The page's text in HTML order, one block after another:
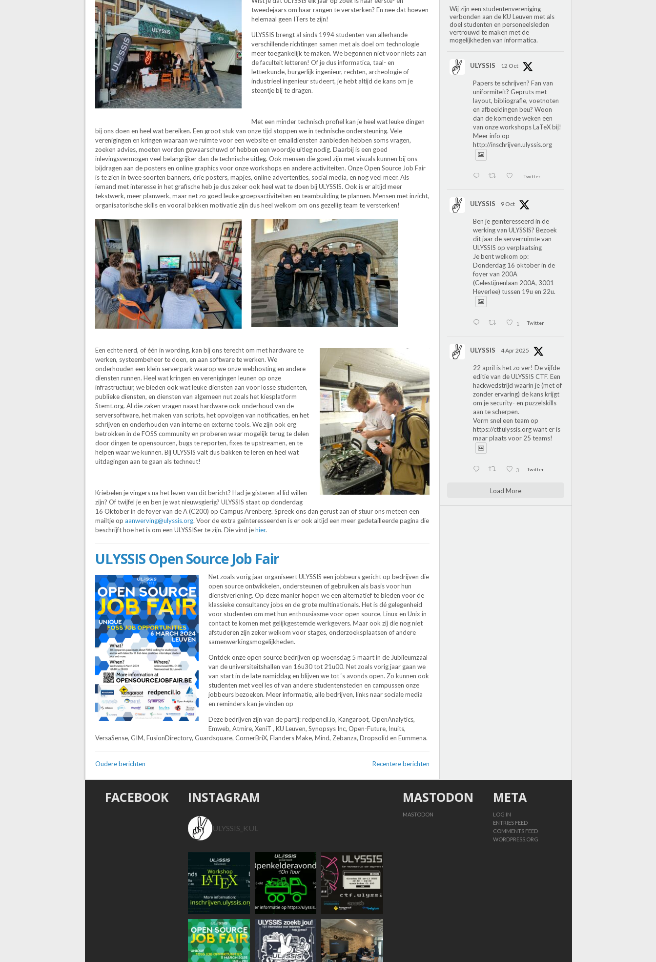
tweedejaars om haar rangen te versterken? En nee dat hoeven
helemaal geen ITers te zijn!
ULYSSIS brengt al sinds 1994 studenten van allerhande
verschillende richtingen samen met als doel om technologie
meer toegankelijk te maken. We begonnen niet voor niets aan
de faculteit letteren! Of je dus informatica, taal- en
letterkunde, burgerlijk ingenieur, rechten, archeologie of
industrieel ingenieur studeert, je hebt altijd de kans om je
steentje bij te dragen.
Met een minder technisch profiel kan je heel wat leuke dingen
bij ons doen en heel wat bereiken. Een groot stuk van onze tijd stoppen we in technische ondersteuning. Vele
verenigingen en kringen waaraan we ruimte voor een website en emaildiensten aanbieden hebben soms vragen,
zoeken advies, moeten worden gewaarschuwd of hebben een woordje uitleg nodig. Daarbij is een goed
inlevingsvermogen veel belangrijker dan de technische uitleg. Ook mensen die goed zijn met visuals kunnen bij ons
bijdragen aan de posters en online graphics voor onze workshops en andere activiteiten. Onze Open Source Job Fair
is te zien in twee soorten banners, drie posters, mapjes, online advertenties, social media, en nog veel meer. Als
iemand met interesse in het grafische heb je dus zeker ook heel wat te doen bij ULYSSIS. Ook is er altijd meer
tekstwerk, meer planwerk, maar net zo goed leuke groepsactiviteiten en teambuilding te plannen. Mensen met inzicht,
organisatorische skills en vooral bakken motivatie zijn dus heel welkom om ons gezellig team te versterken!
Een echte nerd, of één in wording, kan bij ons terecht om met hardware te
werken, systeembeheer te doen, en aan software te werken. We
onderhouden een klein serverpark waarop we onze webhosting en andere
diensten runnen. Heel wat kringen en verenigingen leunen op onze
infrastructuur, we bieden ook wat leuke diensten aan voor losse studenten,
publieke diensten, en diensten van algemeen nut zoals het kiesplatform
Stemt.org. Al die zaken vragen naast hardware ook onderhoud van de
serversoftware, het maken van scripts, het opvolgen van notificaties, en het
schrijven en onderhouden van interne en externe tools. We zijn ook erg
betrokken in de FOSS community en proberen waar mogelijk terug te delen
door dingen te opensourcen, bugs te reporten, fixes te upstreamen, en te
helpen waar we kunnen. Bij ULYSSIS valt dus bakken te leren en heel wat
uitdagingen aan te gaan als techneut!
Kriebelen je vingers na het lezen van dit bericht? Had je gisteren al lid willen
zijn? Of twijfel je en ben je wat nieuwsgierig? ULYSSIS staat op donderdag
16 Oktober in de foyer van de A (C200) op Campus Arenberg. Spreek ons dan gerust aan of stuur ons meteen een
mailtje op aanwerving@ulyssis.org. Voor de extra geïnteresseerden is er ook altijd een meer gedetailleerde pagina die
beschrijft hoe het is om een ULYSSISer te zijn. Die vind jehier.
ULYSSIS Open Source Job Fair
Net zoals vorig jaar organiseert ULYSSIS een jobbeurs gericht op bedrijven die
open source ontwikkelen, ondersteunen of gebruiken als basis voor hun
dienstverlening. Op deze manier hopen we een alternatief te bieden voor de
klassieke consultancy jobs en de grote multinationals. Het is dé gelegenheid
voor studenten om met hun enthousiasme voor open source, Linux en Unix in
contact te komen met gelijkgestemde werkgevers. Maar ook zij die nog niet
afstuderen zijn zeker welkom voor stages, onderzoeksplaatsen of andere
samenwerkingsmogelijkheden.
Ontdek onze open source bedrijven op woensdag 5 maart in de Jubileumzaal
van de universiteitshallen van 16u30 tot 21u00. Net zoals vorig jaar gaan we
van start in de late namiddag en blijven we tot ‘s avonds open. Zo kunnen ook
studenten met veel les of van andere studentensteden en campussen onze
jobbeurs bezoeken. Meer informatie, alle bedrijven, links naar sociale media
en reminders kan je vinden op
Deze bedrijven zijn van de partij: redpencil.io, Kangaroot, OpenAnalytics,
Emweb, Atmire, XeniT , KU Leuven, Synopsys Inc, Open-Future, Inuits,
VersaSense, GIM, FusionDirectory, Guardsquare, CornerBriX, Flanders Make, Mind, Zebanza, Dropsolid en Eummena.
Oudere berichten Recentere berichten
Wij zijn een studentenvereniging
verbonden aan de KU Leuven met als
doel studenten en personeelsleden
vertrouwd te maken met de
mogelijkheden van informatica.
ULYSSIS 12 Oct
Papers te schrijven? Fan van
uniformiteit? Gepruts met
layout, bibliografie, voetnoten
en afbeeldingen beu? Woon
dan de komende weken een
van onze workshops LaTeX bij!
Meer info op
http://inschrijven.ulyssis.org
Twitter
ULYSSIS 9 Oct
Ben je geïnteresseerd in de
werking van ULYSSIS? Bezoek
dit jaar de serverruimte van
ULYSSIS op verplaatsing
Je bent welkom op:
Donderdag 16 oktober in de
foyer van 200A
(Celestijnenlaan 200A, 3001
Heverlee) tussen 19u en 22u.
1 Twitter
ULYSSIS 4 Apr 2025
22 april is het zo ver! De vijfde
editie van de ULYSSIS CTF. Een
hackwedstrijd waarin je (met of
zonder ervaring) de kans krijgt
om je security- en puzzelskills
aan te scherpen.
Vorm snel een team op
https://ctf.ulyssis.orgwant er is
maar plaats voor 25 teams!
3 Twitter
Load More
FACEBOOK INSTAGRAM
ULYSSIS_KUL
MASTODON
MASTODON
META
LOG IN
ENTRIES FEED
COMMENTS FEED
WORDPRESS.ORG